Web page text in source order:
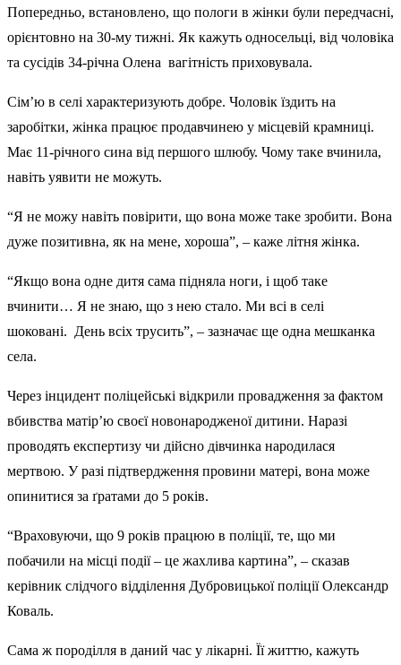
Попередньо, встановлено, що пологи в жінки були передчасні,
орієнтовно на 30-му тижні. Як кажуть односельці, від чоловіка
та сусідів 34-річна Олена вагітність приховувала.
Сім’ю в селі характеризують добре. Чоловік їздить на
заробітки, жінка працює продавчинею у місцевій крамниці.
Має 11-річного сина від першого шлюбу. Чому таке вчинила,
навіть уявити не можуть.
“Я не можу навіть повірити, що вона може таке зробити. Вона
дуже позитивна, як на мене, хороша”, – каже літня жінка.
“Якщо вона одне дитя сама підняла ноги, і щоб таке
вчинити… Я не знаю, що з нею стало. Ми всі в селі
шоковані. День всіх трусить”, – зазначає ще одна мешканка
села.
Через інцидент поліцейські відкрили провадження за фактом
вбивства матір’ю своєї новонародженої дитини. Наразі
проводять експертизу чи дійсно дівчинка народилася
мертвою. У разі підтвердження провини матері, вона може
опинитися за ґратами до 5 років.
“Враховуючи, що 9 років працюю в поліції, те, що ми
побачили на місці події – це жахлива картина”, – сказав
керівник слідчого відділення Дубровицької поліції Олександр
Коваль.
Сама ж породілля в даний час у лікарні. Її життю, кажуть